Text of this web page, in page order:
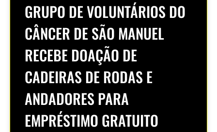
GRUPO DE VOLUNTÁRIOS DO
CÂNCER DE SÃO MANUEL
RECEBE DOAÇÃO DE
CADEIRAS DE RODAS E
ANDADORES PARA
EMPRÉSTIMO GRATUITO